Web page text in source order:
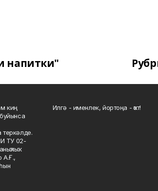
напитки"
киң
ТУ 02-
А.Ғ.,
Илгә - именлек, йортоңа - ҡот!